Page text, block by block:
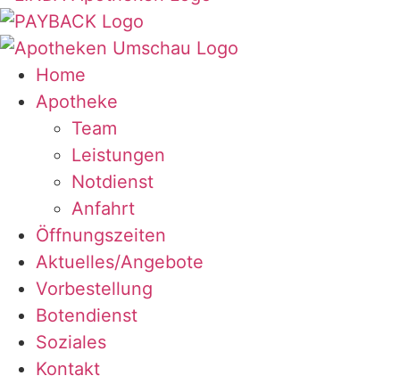
Home
Apotheke
Team
Leistungen
Notdienst
Anfahrt
Öffnungszeiten
Aktuelles/Angebote
Vorbestellung
Botendienst
Soziales
Kontakt